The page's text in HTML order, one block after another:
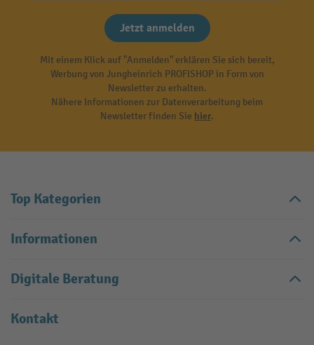
Jetzt anmelden
Mit einem Klick auf "Anmelden" erklären Sie sich bereit,
Werbung von Jungheinrich PROFISHOP in Form von
Newsletter zu erhalten.
Nähere Informationen zur Datenverarbeitung beim
Newsletter finden Sie hier.
Top Kategorien
Informationen
Digitale Beratung
Kontakt